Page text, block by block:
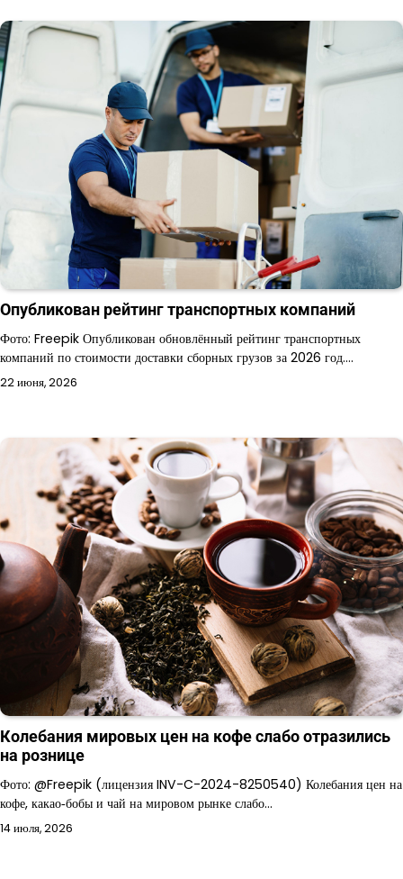
Опубликован рейтинг транспортных компаний
Фото: Freepik Опубликован обновлённый рейтинг транспортных
компаний по стоимости доставки сборных грузов за 2026 год.…
22 июня, 2026
Колебания мировых цен на кофе слабо отразились
на рознице
Фото: @Freepik (лицензия INV-C-2024-8250540) Колебания цен на
кофе, какао‑бобы и чай на мировом рынке слабо…
14 июля, 2026